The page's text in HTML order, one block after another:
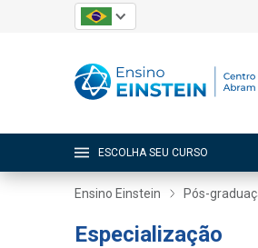
ESCOLHA SEU CURSO
Ensino Einstein Pós-
Especialização